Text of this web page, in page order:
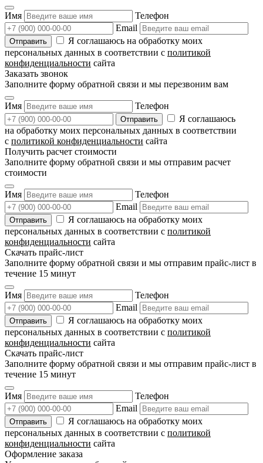
Имя
Телефон
Email
Я соглашаюсь на обработку моих
персональных данных в соответствии с политикой
конфиденциальности сайта
Заказать звонок
Заполните форму обратной связи и мы перезвоним вам
Имя
Телефон
Я соглашаюсь
на обработку моих персональных данных в соответствии
с политикой конфиденциальности сайта
Получить расчет стоимости
Заполните форму обратной связи и мы отправим расчет
стоимости
Имя
Телефон
Email
Я соглашаюсь на обработку моих
персональных данных в соответствии с политикой
конфиденциальности сайта
Скачать прайс-лист
Заполните форму обратной связи и мы отправим прайс-лист в
течение 15 минут
Имя
Телефон
Email
Я соглашаюсь на обработку моих
персональных данных в соответствии с политикой
конфиденциальности сайта
Скачать прайс-лист
Заполните форму обратной связи и мы отправим прайс-лист в
течение 15 минут
Имя
Телефон
Email
Я соглашаюсь на обработку моих
персональных данных в соответствии с политикой
конфиденциальности сайта
Оформление заказа